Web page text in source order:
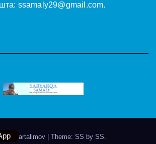
ssamaly29@gmail.com.
by @artalimov | Theme: SS by SS